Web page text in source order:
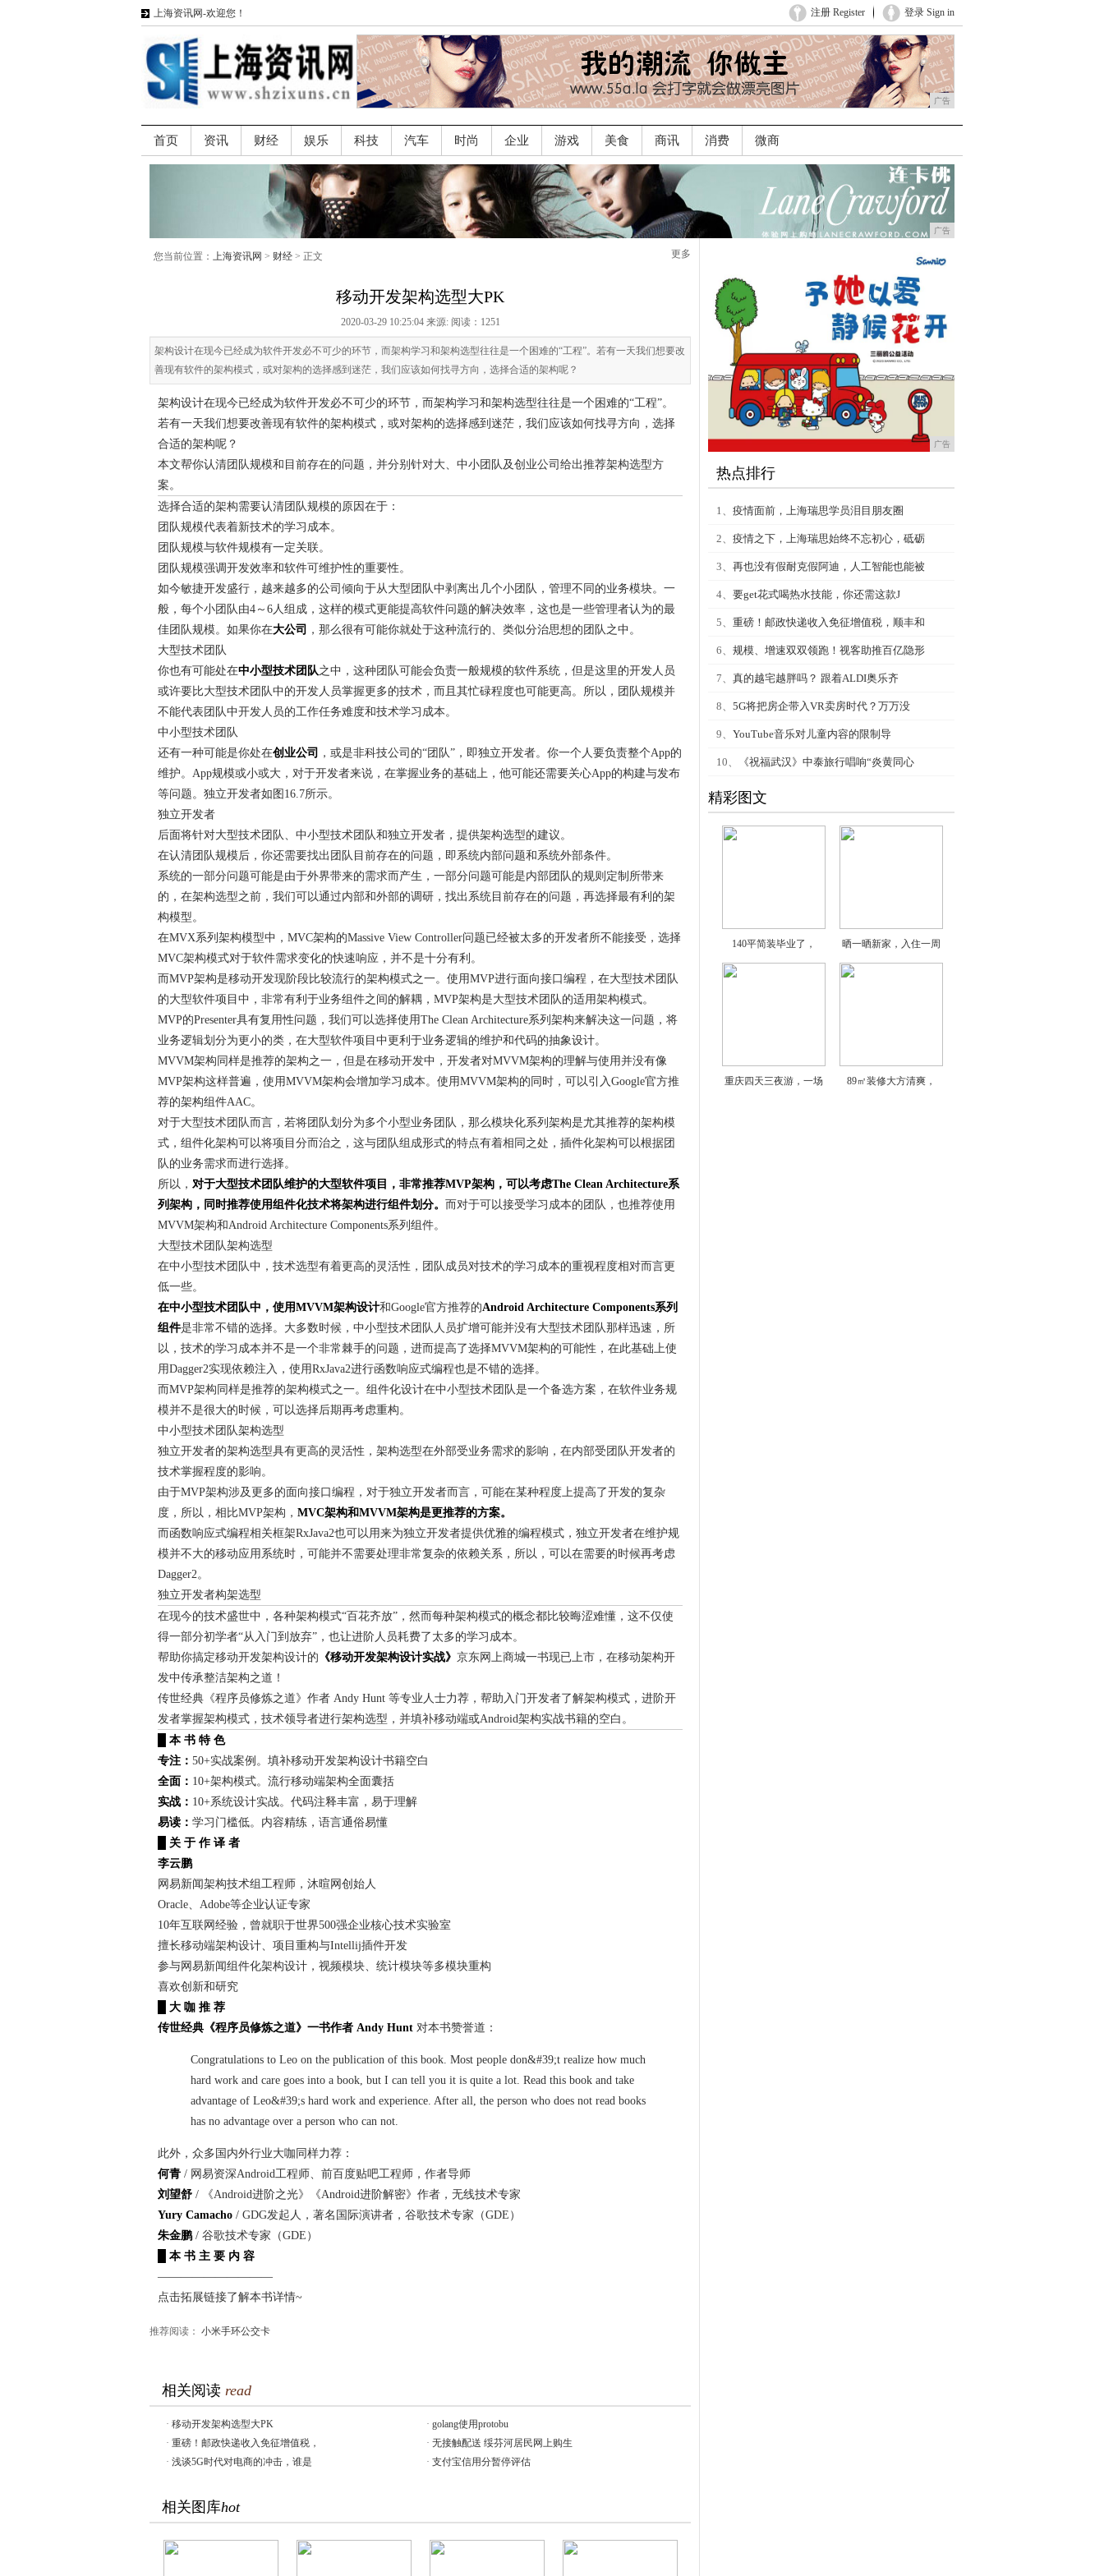
上海资讯网-欢迎您！ 登录 Sign in
注册 Register
广告
首页 资讯 财经 娱乐 科技 汽车 时尚 企业 游戏 美食 商讯 消费 微商
广告
您当前位置： 上海资讯网 > 财经 > 正文 更多
移动开发架构选型大PK
2020-03-29 10:25:04 来源: 阅读：1251
架构设计在现今已经成为软件开发必不可少的环节，而架构学习和架构选型往往是一个困难的“工程”。若有一天我们想要改
善现有软件的架构模式，或对架构的选择感到迷茫，我们应该如何找寻方向，选择合适的架构呢？
架构设计在现今已经成为软件开发必不可少的环节，而架构学习和架构选型往往是一个困难的“工程”。
若有一天我们想要改善现有软件的架构模式，或对架构的选择感到迷茫，我们应该如何找寻方向，选择
合适的架构呢？
本文帮你认清团队规模和目前存在的问题，并分别针对大、中小团队及创业公司给出推荐架构选型方
案。
选择合适的架构需要认清团队规模的原因在于：
团队规模代表着新技术的学习成本。
团队规模与软件规模有一定关联。
团队规模强调开发效率和软件可维护性的重要性。
如今敏捷开发盛行，越来越多的公司倾向于从大型团队中剥离出几个小团队，管理不同的业务模块。一
般，每个小团队由4～6人组成，这样的模式更能提高软件问题的解决效率，这也是一些管理者认为的最
佳团队规模。如果你在大公司
，那么很有可能你就处于这种流行的、类似分治思想的团队之中。
大型技术团队
你也有可能处在中小型技术团队之中，这种团队可能会负责一般规模的软件系统，但是这里的开发人员
或许要比大型技术团队中的开发人员掌握更多的技术，而且其忙碌程度也可能更高。所以，团队规模并
不能代表团队中开发人员的工作任务难度和技术学习成本。
中小型技术团队
还有一种可能是你处在创业公司
，或是非科技公司的“团队”，即独立开发者。你一个人要负责整个App的
维护。App规模或小或大，对于开发者来说，在掌握业务的基础上，他可能还需要关心App的构建与发布
等问题。独立开发者如图16.7所示。
独立开发者
后面将针对大型技术团队、中小型技术团队和独立开发者，提供架构选型的建议。
在认清团队规模后，你还需要找出团队目前存在的问题，即系统内部问题和系统外部条件。
系统的一部分问题可能是由于外界带来的需求而产生，一部分问题可能是内部团队的规则定制所带来
的，在架构选型之前，我们可以通过内部和外部的调研，找出系统目前存在的问题，再选择最有利的架
构模型。
在MVX系列架构模型中，MVC架构的Massive View Controller问题已经被太多的开发者所不能接受，选择
MVC架构模式对于软件需求变化的快速响应，并不是十分有利。
而MVP架构是移动开发现阶段比较流行的架构模式之一。使用MVP进行面向接口编程，在大型技术团队
的大型软件项目中，非常有利于业务组件之间的解耦，MVP架构是大型技术团队的适用架构模式。
MVP的Presenter具有复用性问题，我们可以选择使用The Clean Architecture系列架构来解决这一问题，将
业务逻辑划分为更小的类，在大型软件项目中更利于业务逻辑的维护和代码的抽象设计。
MVVM架构同样是推荐的架构之一，但是在移动开发中，开发者对MVVM架构的理解与使用并没有像
MVP架构这样普遍，使用MVVM架构会增加学习成本。使用MVVM架构的同时，可以引入Google官方推
荐的架构组件AAC。
对于大型技术团队而言，若将团队划分为多个小型业务团队，那么模块化系列架构是尤其推荐的架构模
式，组件化架构可以将项目分而治之，这与团队组成形式的特点有着相同之处，插件化架构可以根据团
队的业务需求而进行选择。
所以， 对于大型技术团队维护的大型软件项目，非常推荐MVP架构，可以考虑The Clean Architecture系
列架构，同时推荐使用组件化技术将架构进行组件划分。 而对于可以接受学习成本的团队，也推荐使用
MVVM架构和Android Architecture Components系列组件。
大型技术团队架构选型
在中小型技术团队中，技术选型有着更高的灵活性，团队成员对技术的学习成本的重视程度相对而言更
低一些。
在中小型技术团队中，使用MVVM架构设计和Google官方推荐的Android Architecture Components系列
组件是非常不错的选择。大多数时候，中小型技术团队人员扩增可能并没有大型技术团队那样迅速，所
以，技术的学习成本并不是一个非常棘手的问题，进而提高了选择MVVM架构的可能性，在此基础上使
用Dagger2实现依赖注入，使用RxJava2进行函数响应式编程也是不错的选择。
而MVP架构同样是推荐的架构模式之一。组件化设计在中小型技术团队是一个备选方案，在软件业务规
模并不是很大的时候，可以选择后期再考虑重构。
中小型技术团队架构选型
独立开发者的架构选型具有更高的灵活性，架构选型在外部受业务需求的影响，在内部受团队开发者的
技术掌握程度的影响。
由于MVP架构涉及更多的面向接口编程，对于独立开发者而言，可能在某种程度上提高了开发的复杂
度，所以，相比MVP架构， MVC架构和MVVM架构是更推荐的方案。
而函数响应式编程相关框架RxJava2也可以用来为独立开发者提供优雅的编程模式，独立开发者在维护规
模并不大的移动应用系统时，可能并不需要处理非常复杂的依赖关系，所以，可以在需要的时候再考虑
Dagger2。
独立开发者构架选型
在现今的技术盛世中，各种架构模式“百花齐放”，然而每种架构模式的概念都比较晦涩难懂，这不仅使
得一部分初学者“从入门到放弃”，也让进阶人员耗费了太多的学习成本。
帮助你搞定移动开发架构设计的 《移动开发架构设计实战》 京东网上商城一书现已上市，在移动架构开
发中传承整洁架构之道！
传世经典《程序员修炼之道》作者 Andy Hunt 等专业人士力荐，帮助入门开发者了解架构模式，进阶开
发者掌握架构模式，技术领导者进行架构选型，并填补移动端或Android架构实战书籍的空白。
█ 本 书 特 色
专注： 50+实战案例。填补移动开发架构设计书籍空白
全面： 10+架构模式。流行移动端架构全面囊括
实战： 10+系统设计实战。代码注释丰富，易于理解
易读： 学习门槛低。内容精练，语言通俗易懂
█ 关 于 作 译 者
李云鹏
网易新闻架构技术组工程师，沐暄网创始人
Oracle、Adobe等企业认证专家
10年互联网经验，曾就职于世界500强企业核心技术实验室
擅长移动端架构设计、项目重构与Intellij插件开发
参与网易新闻组件化架构设计，视频模块、统计模块等多模块重构
喜欢创新和研究
█ 大 咖 推 荐
传世经典《程序员修炼之道》一书作者 Andy Hunt 对本书赞誉道：
Congratulations to Leo on the publication of this book. Most people don&#39;t realize how much
hard work and care goes into a book, but I can tell you it is quite a lot. Read this book and take
advantage of Leo&#39;s hard work and experience. After all, the person who does not read books
has no advantage over a person who can not.
此外，众多国内外行业大咖同样力荐：
何青 / 网易资深Android工程师、前百度贴吧工程师，作者导师
刘望舒 / 《Android进阶之光》《Android进阶解密》作者，无线技术专家
Yury Camacho / GDG发起人，著名国际演讲者，谷歌技术专家（GDE）
朱金鹏/ 谷歌技术专家（GDE）
█ 本 书 主 要 内 容
——————————
点击拓展链接了解本书详情~
推荐阅读： 小米手环公交卡
相关阅读 read
· 移动开发架构选型大PK · golang使用protobu
· 重磅！邮政快递收入免征增值税， · 无接触配送 绥芬河居民网上购生
· 浅谈5G时代对电商的冲击，谁是 · 支付宝信用分暂停评估
相关图库hot
广告
热点排行
1、 疫情面前，上海瑞思学员泪目朋友圈
2、 疫情之下，上海瑞思始终不忘初心，砥砺
3、 再也没有假耐克假阿迪，人工智能也能被
4、 要get花式喝热水技能，你还需这款J
5、 重磅！邮政快递收入免征增值税，顺丰和
6、 规模、增速双双领跑！视客助推百亿隐形
7、 真的越宅越胖吗？ 跟着ALDI奥乐齐
8、 5G将把房企带入VR卖房时代？万万没
9、 YouTube音乐对儿童内容的限制导
10、 《祝福武汉》中泰旅行唱响“炎黄同心
精彩图文
140平简装毕业了， 晒一晒新家，入住一周
重庆四天三夜游，一场 89㎡装修大方清爽，